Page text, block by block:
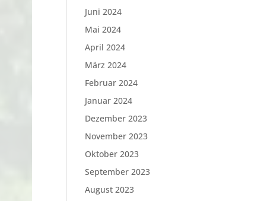
Juni 2024
Mai 2024
April 2024
März 2024
Februar 2024
Januar 2024
Dezember 2023
November 2023
Oktober 2023
September 2023
August 2023